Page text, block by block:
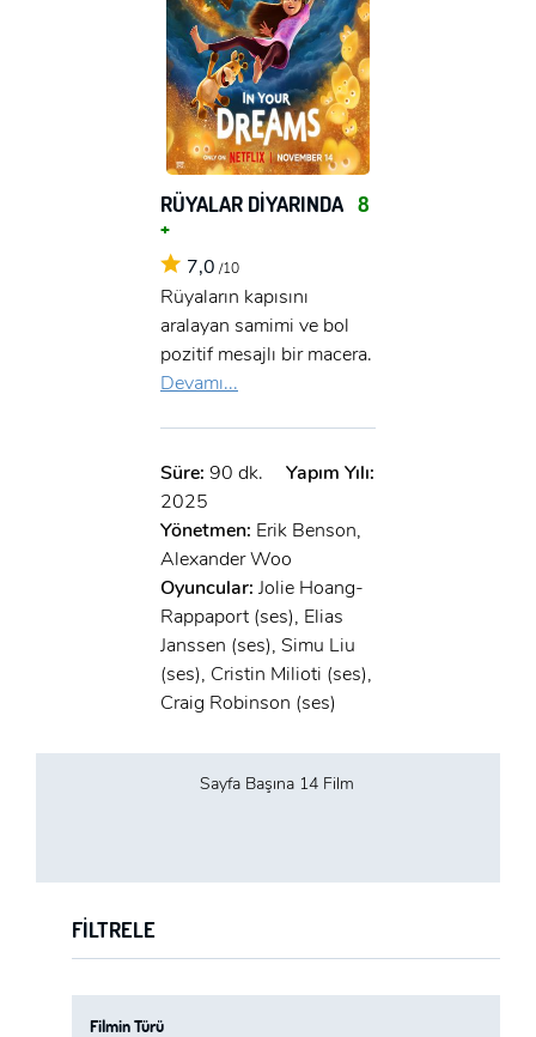
RÜYALAR DİYARINDA 8
+
7,0 /10
Rüyaların kapısını
aralayan samimi ve bol
pozitif mesajlı bir macera.
Devamı...
Süre: 90 dk.
Yapım Yılı:
2025
Yönetmen: Erik Benson,
Alexander Woo
Oyuncular: Jolie Hoang-
Rappaport (ses), Elias
Janssen (ses), Simu Liu
(ses), Cristin Milioti (ses),
Craig Robinson (ses)
Sayfa Başına 14 Film
FILTRELE
Filmin Türü